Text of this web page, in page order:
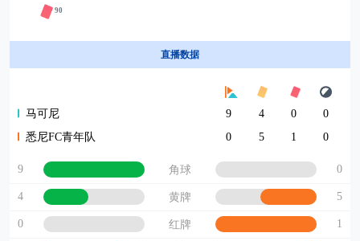
90
直播数据
马可尼 9 4 0
0
悉尼FC青年队
0 5 1 0
9 角球 0
4 黄牌 5
0 红牌 1